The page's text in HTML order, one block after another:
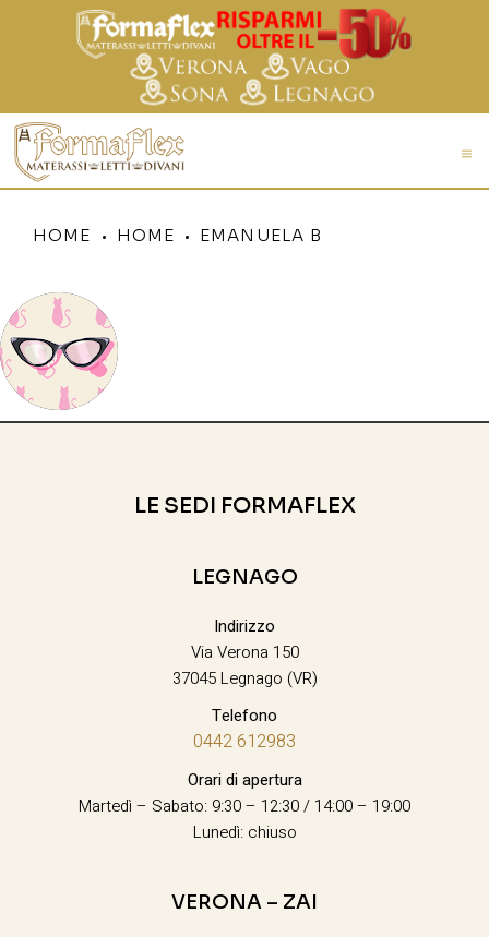
HOME HOME EMANUELA B
LE SEDI FORMAFLEX
LEGNAGO
Indirizzo
Via Verona 150
37045 Legnago (VR)
Telefono
0442 612983
Orari di apertura
Martedì – Sabato: 9:30 – 12:30 / 14:00 – 19:00
Lunedì: chiuso
VERONA – ZAI